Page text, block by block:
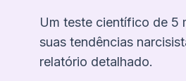
Um teste científico de 5
suas tendências
relatório detalhado.